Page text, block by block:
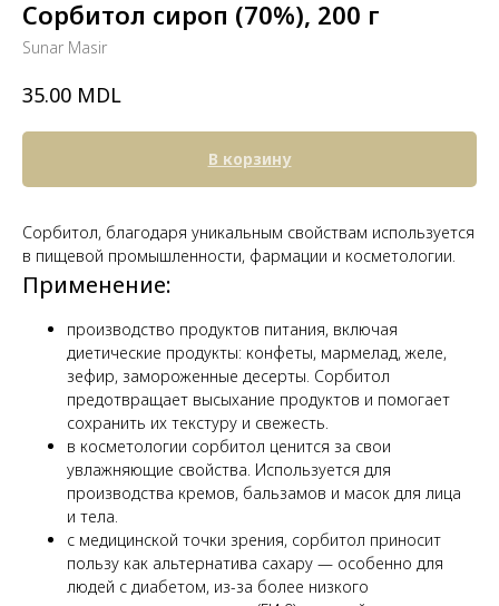
Сорбитол сироп (70%), 200 г
Sunar Masir
35.00 MDL
В корзину
Сорбитол, благодаря уникальным свойствам используется
в пищевой промышленности, фармации и косметологии.
Применение:
производство продуктов питания, включая
диетические продукты: конфеты, мармелад, желе,
зефир, замороженные десерты. Сорбитол
предотвращает высыхание продуктов и помогает
сохранить их текстуру и свежесть.
в косметологии сорбитол ценится за свои
увлажняющие свойства. Используется для
производства кремов, бальзамов и масок для лица
и тела.
с медицинской точки зрения, сорбитол приносит
пользу как альтернатива сахару — особенно для
людей с диабетом, из-за более низкого